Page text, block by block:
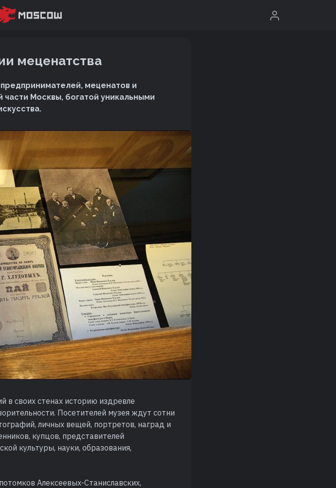
меценатства
меценатов и
Москвы, богатой уникальными
в своих стенах историю издревле
Посетителей музея ждут сотни
личных вещей, портретов, наград и
купцов, представителей
культуры, науки, образования,
Алексеевых-Станиславских,